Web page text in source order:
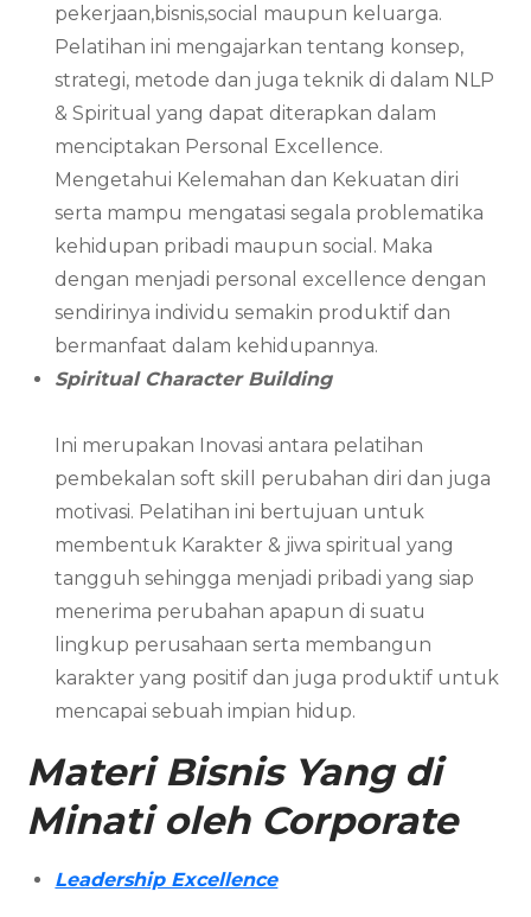
pekerjaan,bisnis,social maupun keluarga.
Pelatihan ini mengajarkan tentang konsep,
strategi, metode dan juga teknik di dalam NLP
& Spiritual yang dapat diterapkan dalam
menciptakan Personal Excellence.
Mengetahui Kelemahan dan Kekuatan diri
serta mampu mengatasi segala problematika
kehidupan pribadi maupun social. Maka
dengan menjadi personal excellence dengan
sendirinya individu semakin produktif dan
bermanfaat dalam kehidupannya.
Spiritual Character Building
Ini merupakan Inovasi antara pelatihan
pembekalan soft skill perubahan diri dan juga
motivasi. Pelatihan ini bertujuan untuk
membentuk Karakter & jiwa spiritual yang
tangguh sehingga menjadi pribadi yang siap
menerima perubahan apapun di suatu
lingkup perusahaan serta membangun
karakter yang positif dan juga produktif untuk
mencapai sebuah impian hidup.
Materi Bisnis Yang di
Minati oleh Corporate
Leadership Excellence